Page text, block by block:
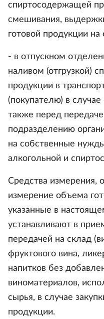
спиртосодержащей
смешивания,
готовой продукции на
- в отпускном
наливом (отгрузкой)
продукции в
(покупателю) в случае
также перед
подразделению
на собственные
алкогольной и
Средства измерения,
измерение объема
указанные в
устанавливают в
передачей на склад
фруктового вина,
напитков без
виноматериалов,
сырья, в случае
продукции.